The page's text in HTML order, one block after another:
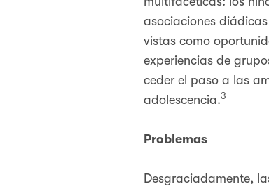
asociaciones
vistas como
experiencias de
ceder el paso a las
adolescencia.3
Problemas
Desgraciadamente,